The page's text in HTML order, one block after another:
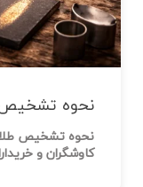
نحوه تشخیص
نحوه تشخیص طلا
کاوشگران و